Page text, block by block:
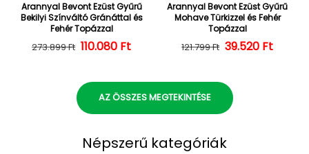
Arannyal Bevont Ezüst Gyűrű
Bekilyi Színváltó Gránáttal és
Fehér Topázzal
Normál ár
273.899 Ft Kedvezményes ár
110.080 Ft
Arannyal Bevont Ezüst Gyűrű
Mohave Türkizzel és Fehér
Topázzal
Normál ár
121.799 Ft 39.520 Ft
AZ ÖSSZES MEGTEKINTÉSE
Népszerű kategóriák